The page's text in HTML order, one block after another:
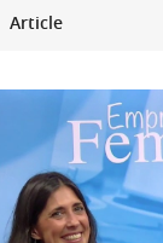
Article